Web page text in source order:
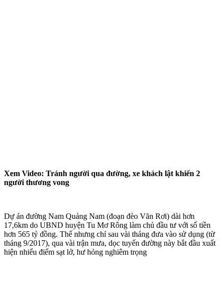
Xem Video: Tránh người qua đường, xe khách lật khiến 2
người thương vong
Dự án đường Nam Quảng Nam (đoạn đèo Văn Rơi) dài hơn
17,6km do UBND huyện Tu Mơ Rông làm chủ đầu tư với số tiền
hơn 565 tỷ đồng. Thế nhưng chỉ sau vài tháng đưa vào sử dụng (từ
tháng 9/2017), qua vài trận mưa, dọc tuyến đường này bắt đầu xuất
hiện nhiểu điểm sạt lở, hư hỏng nghiêm trọng